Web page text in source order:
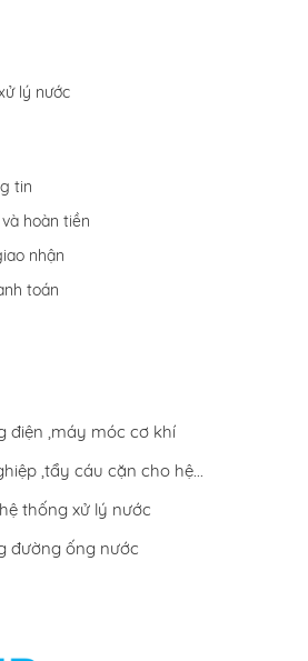
lý nước
tin
hoàn tiền
nhận
toán
điện ,máy móc cơ khí
,tẩy cáu cặn cho hệ...
thống xử lý nước
đường ống nước